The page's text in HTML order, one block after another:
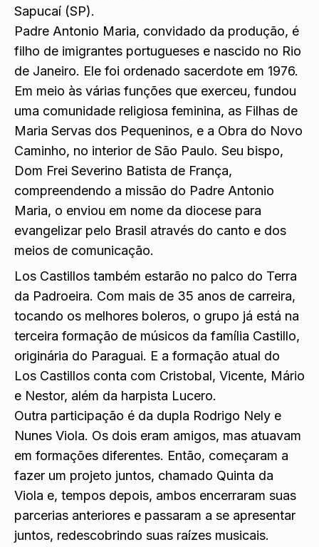
Sapucaí (SP).
Padre Antonio Maria, convidado da produção, é
filho de imigrantes portugueses e nascido no Rio
de Janeiro. Ele foi ordenado sacerdote em 1976.
Em meio às várias funções que exerceu, fundou
uma comunidade religiosa feminina, as Filhas de
Maria Servas dos Pequeninos, e a Obra do Novo
Caminho, no interior de São Paulo. Seu bispo,
Dom Frei Severino Batista de França,
compreendendo a missão do Padre Antonio
Maria, o enviou em nome da diocese para
evangelizar pelo Brasil através do canto e dos
meios de comunicação.
Los Castillos também estarão no palco do Terra
da Padroeira. Com mais de 35 anos de carreira,
tocando os melhores boleros, o grupo já está na
terceira formação de músicos da família Castillo,
originária do Paraguai. E a formação atual do
Los Castillos conta com Cristobal, Vicente, Mário
e Nestor, além da harpista Lucero.
Outra participação é da dupla Rodrigo Nely e
Nunes Viola. Os dois eram amigos, mas atuavam
em formações diferentes. Então, começaram a
fazer um projeto juntos, chamado Quinta da
Viola e, tempos depois, ambos encerraram suas
parcerias anteriores e passaram a se apresentar
juntos, redescobrindo suas raízes musicais.